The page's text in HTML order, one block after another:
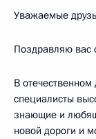
Уважаемые
Поздравляю вас
B
специалисты
знающие и
новой дороги и